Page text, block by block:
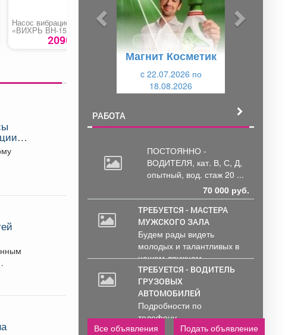
Насос вибрационный
«ВИХРЬ ВН-15В»
2090 руб.
Топперы на палочке в
букет
150 руб.
Щетка
стеклоочистителя
бескаркасная
«Skyway»
Магнит Косметик
c 22.07.2026 по
18.08.2026
РАБОТА
ПОСТОЯННО -
ВОДИТЕЛЯ, кат. В, С, Д,
опытный, вод. стаж 20 ...
70 000 руб.
ТРЕБУЕТСЯ - МАСТЕРА
МУЖСКОГО ЗАЛА
Будем рады видеть
молодых и талантливых в
нашем дружном...
ТРЕБУЕТСЯ - ВОДИТЕЛЬ
ГРУЗОВЫХ
АВТОМОБИЛЕЙ
Подробности по
телефону..
Все объявления
Подать объявление